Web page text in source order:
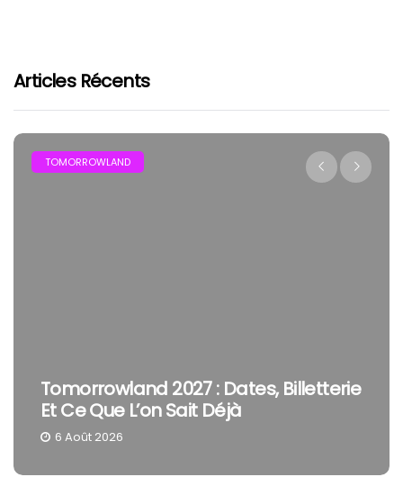
Articles Récents
TOMORROWLAND
Tomorrowland 2027 : Dates, Billetterie
Et Ce Que L’on Sait Déjà
6 Août 2026